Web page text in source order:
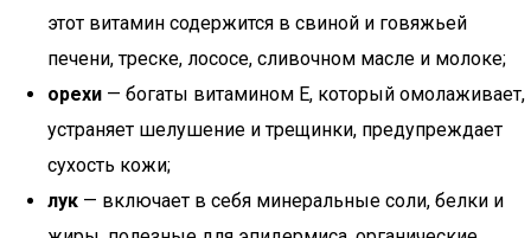
этот витамин содержится в свиной и говяжьей
печени, треске, лососе, сливочном масле и молоке;
орехи — богаты витамином Е, который омолаживает,
устраняет шелушение и трещинки, предупреждает
сухость кожи;
лук — включает в себя минеральные соли, белки и